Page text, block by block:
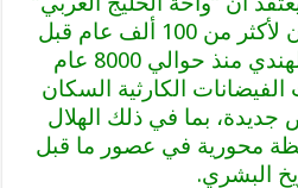
قد دعمت حياة الإنسان لأكثر من 100 ألف عام قبل
أن يغمرها المحيط الهندي منذ حوالي 8000 عام
الكارثية السكان
جديدة، بما في ذلك الهلال
محورية في عصور ما قبل
البشري.